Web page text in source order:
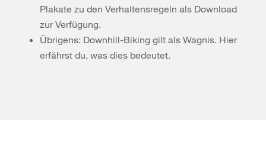
Plakate zu den Verhaltensregeln als Download
zur Verfügung.
Übrigens: Downhill-Biking gilt als Wagnis. Hier
erfährst du, was dies bedeutet.